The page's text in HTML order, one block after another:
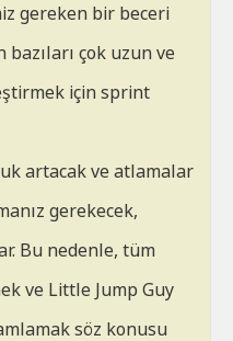
gereken bir beceri
çok uzun ve
için sprint
artacak ve atlamalar
gerekecek,
Bu nedenle, tüm
ve Little Jump Guy
söz konusu